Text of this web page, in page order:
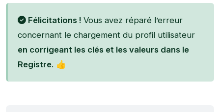
Félicitations ! Vous avez réparé l’erreur
concernant le chargement du profil utilisateur
en corrigeant les clés et les valeurs dans le
Registre. 👍